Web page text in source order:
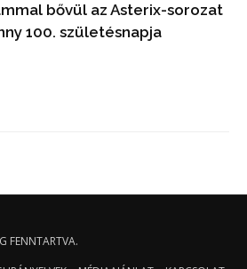
bővül az Asterix-sorozat
100. születésnapja
FENNTARTVA.